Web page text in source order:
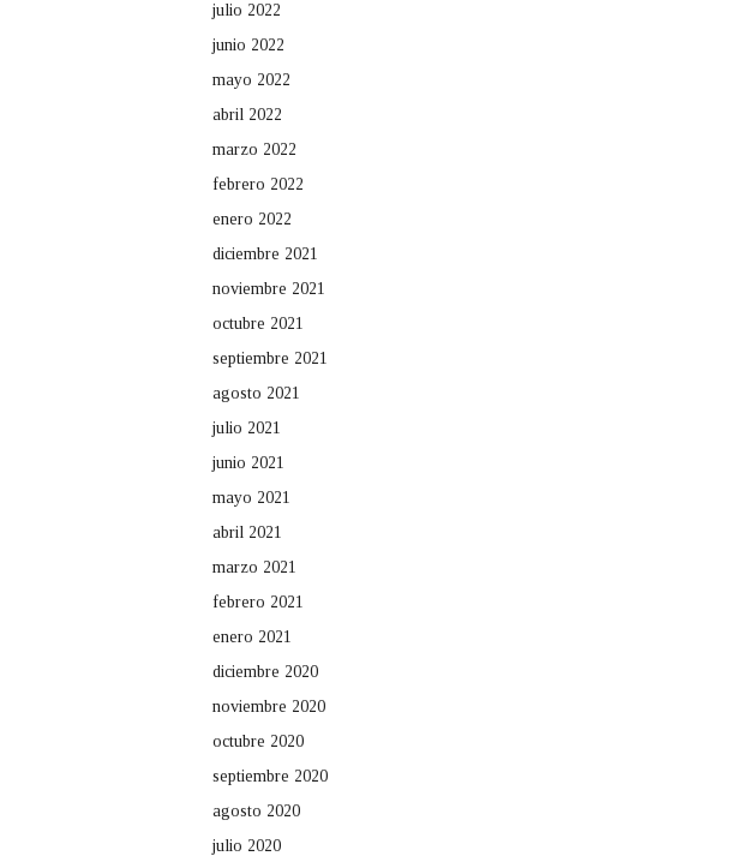
julio 2022
junio 2022
mayo 2022
abril 2022
marzo 2022
febrero 2022
enero 2022
diciembre 2021
noviembre 2021
octubre 2021
septiembre 2021
agosto 2021
julio 2021
junio 2021
mayo 2021
abril 2021
marzo 2021
febrero 2021
enero 2021
diciembre 2020
noviembre 2020
octubre 2020
septiembre 2020
agosto 2020
julio 2020